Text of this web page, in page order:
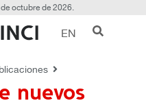
octubre de 2026.
EN
nuevos